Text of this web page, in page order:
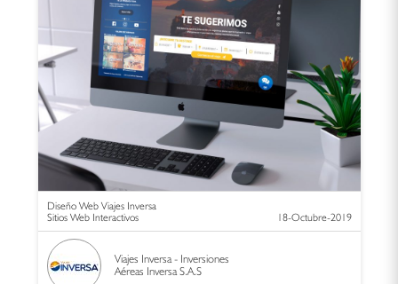
Diseño Web Viajes Inversa
Sitios Web Interactivos
18-Octubre-2019
Viajes Inversa - Inversiones
Aéreas Inversa S.A.S